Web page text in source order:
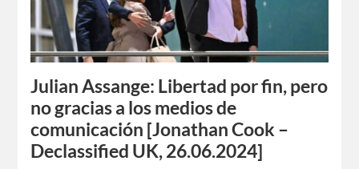
Julian Assange: Libertad por fin, pero
no gracias a los medios de
comunicación [Jonathan Cook –
Declassified UK, 26.06.2024]